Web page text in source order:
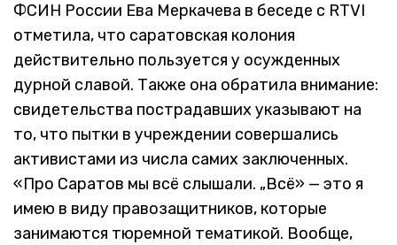
ФСИН России Ева Меркачева в беседе с RTVI
отметила, что саратовская колония
действительно пользуется у осужденных
дурной славой. Также она обратила внимание:
свидетельства пострадавших указывают на
то, что пытки в учреждении совершались
активистами из числа самих заключенных.
«Про Саратов мы всё слышали. „Всё» — это я
имею в виду правозащитников, которые
занимаются тюремной тематикой. Вообще,